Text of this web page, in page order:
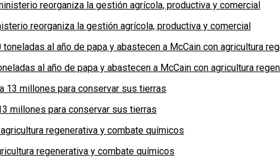
reorganiza la gestión agrícola, productiva y comercial
al año de papa y abastecen a McCain con agricultura
millones para conservar sus tierras
regenerativa y combate químicos